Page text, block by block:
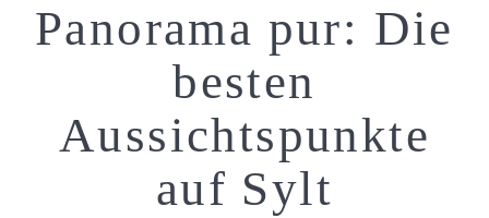
Panorama pur: Die
besten
Aussichtspunkte
auf Sylt